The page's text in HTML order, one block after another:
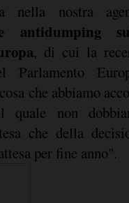
nostra
antidumping
, di cui la
Parlamento
che abbiamo
quale non
che della
per fine anno".